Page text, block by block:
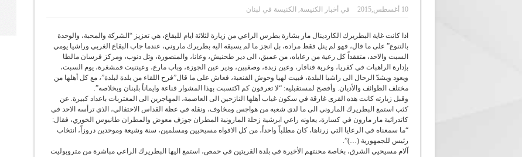
10 أغسطس,2015
في أخبار الكنيسة, الكنيسة في لبنان
اذا كانت غاية البطريرك الكاردينال مار بشارة بطرس الراعي من زيارة لثلاثة ايام للبقاع، هي تعزيز “الشركة والمحبة، والوحدة
بالتنوع” على ما قال، فهو لم ينل فقط مراده، بل انجز ما لم يسبقه اليه بطريرك ماروني، عندما جاب البقاع الغربي وراشيا يومي
السبت والاحد، متفقداً كل رعية من رعاياه، من عميق، الى دير طحنيش، وعانا، والمنصورة، وتل دنوب، ومركز فرسان مالطا
بإدارة الراهبات في كفريا، وخربة قنافار، وعين زبدة، وصغبين، ودير عين الجوزة، وباب مارع، وعيتنيت فمشغرة، يوم السبت،
ويعود ويشدّ الرحال الى راشيا البلدة، فبيت لهيا وحوش القنعبة، فعاش على ما قال”فرح اللقاء من بلدة لبلدة”، مع كل أهلها من
مختلف الطوائف والأديان. وأفصح لمستقبليه: “لا تعرفون كم اكتسبت بهذا المشوار قناعة وايماناً بلبنان وبخلاصه”.
وقبل زيارته كانت هذه القرى غارقة في سكون غياب أهلها النازحين الى العاصمة، المهاجرين الى المغتربات باعداد كبيرة. عن
كثب استمع البطريرك الماروني الى ما لدى شعبه من هواجس ومخاوف، ونقله في عظة القداس الاحتفالي، الذي ترأسه الاحد في
كاتدرائية مار مارون في كسارة، يعاونه راعي ابرشية زحلة المارونية المطران جوزف معوض والمطران طانيوس الخوري، فقال:
“ما سمعناه في الرعايا التي زرناها، كان مطلباً واحداً، من كل الافواه مسيحيين ومسلمين، سنة وشيعة وموحدين دروزاً، انتخاب
رئيس للجمهورية (…)”.
آلام مسيحيي الشرق، بخاصة محنتهم الأخيرة في بلدة القريتين في حمص، استمع اليها البطريرك الراعي مباشرة من متروبوليت